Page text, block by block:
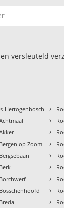
versleuteld
Hertogenbosch
op Zoom
›
›
›
›
›
›
›
›
›